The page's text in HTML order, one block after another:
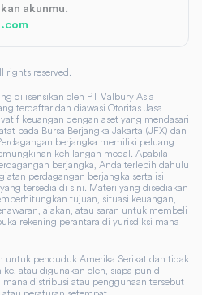
akunmu.
rights reserved.
dilisensikan oleh PT Valbury Asia
terdaftar dan diawasi Otoritas Jasa
keuangan dengan aset yang mendasari
pada Bursa Berjangka Jakarta (JFX) dan
berjangka memiliki peluang
kehilangan modal. Apabila
berjangka, Anda terlebih dahulu
perdagangan berjangka serta isi
tersedia di sini. Materi yang disediakan
tujuan, situasi keuangan,
ajakan, atau saran untuk membeli
rekening perantara di yurisdiksi mana
untuk penduduk Amerika Serikat dan tidak
atau digunakan oleh, siapa pun di
distribusi atau penggunaan tersebut